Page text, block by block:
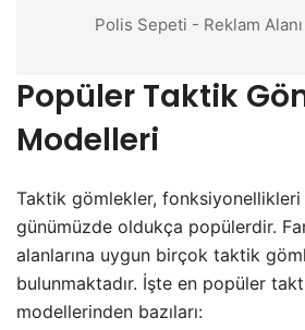
Polis Sepeti - Reklam Alanı
Popüler Taktik
Modelleri
Taktik gömlekler, fonksiyonellikleri
günümüzde oldukça popülerdir.
alanlarına uygun birçok taktik
bulunmaktadır. İşte en popüler
modellerinden bazıları: